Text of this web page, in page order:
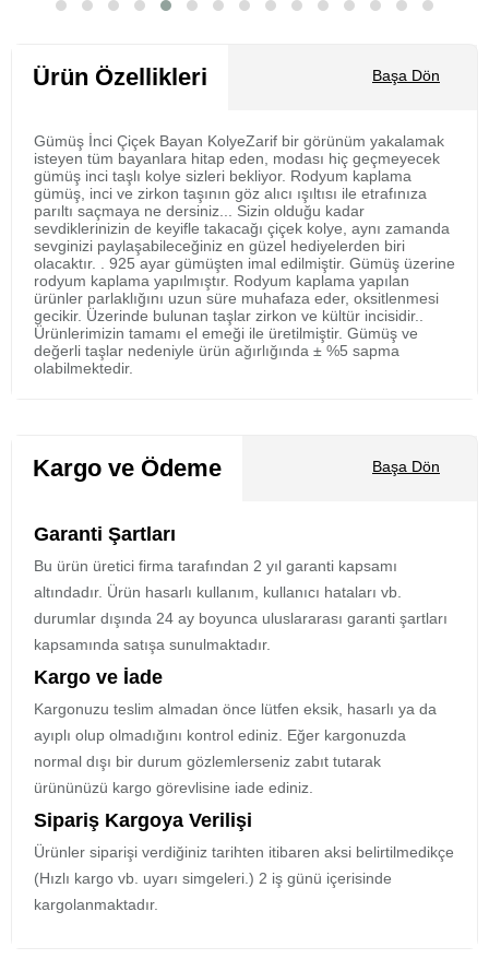
Ürün Özellikleri Başa Dön
Gümüş İnci Çiçek Bayan KolyeZarif bir görünüm yakalamak
isteyen tüm bayanlara hitap eden, modası hiç geçmeyecek
gümüş inci taşlı kolye sizleri bekliyor. Rodyum kaplama
gümüş, inci ve zirkon taşının göz alıcı ışıltısı ile etrafınıza
parıltı saçmaya ne dersiniz... Sizin olduğu kadar
sevdiklerinizin de keyifle takacağı çiçek kolye, aynı zamanda
sevginizi paylaşabileceğiniz en güzel hediyelerden biri
olacaktır. . 925 ayar gümüşten imal edilmiştir. Gümüş üzerine
rodyum kaplama yapılmıştır. Rodyum kaplama yapılan
ürünler parlaklığını uzun süre muhafaza eder, oksitlenmesi
gecikir. Üzerinde bulunan taşlar zirkon ve kültür incisidir..
Ürünlerimizin tamamı el emeği ile üretilmiştir. Gümüş ve
değerli taşlar nedeniyle ürün ağırlığında ± %5 sapma
olabilmektedir.
Kargo ve Ödeme Başa Dön
Garanti Şartları
Bu ürün üretici firma tarafından 2 yıl garanti kapsamı
altındadır. Ürün hasarlı kullanım, kullanıcı hataları vb.
durumlar dışında 24 ay boyunca uluslararası garanti şartları
kapsamında satışa sunulmaktadır.
Kargo ve İade
Kargonuzu teslim almadan önce lütfen eksik, hasarlı ya da
ayıplı olup olmadığını kontrol ediniz. Eğer kargonuzda
normal dışı bir durum gözlemlerseniz zabıt tutarak
ürününüzü kargo görevlisine iade ediniz.
Sipariş Kargoya Verilişi
Ürünler siparişi verdiğiniz tarihten itibaren aksi belirtilmedikçe
(Hızlı kargo vb. uyarı simgeleri.) 2 iş günü içerisinde
kargolanmaktadır.